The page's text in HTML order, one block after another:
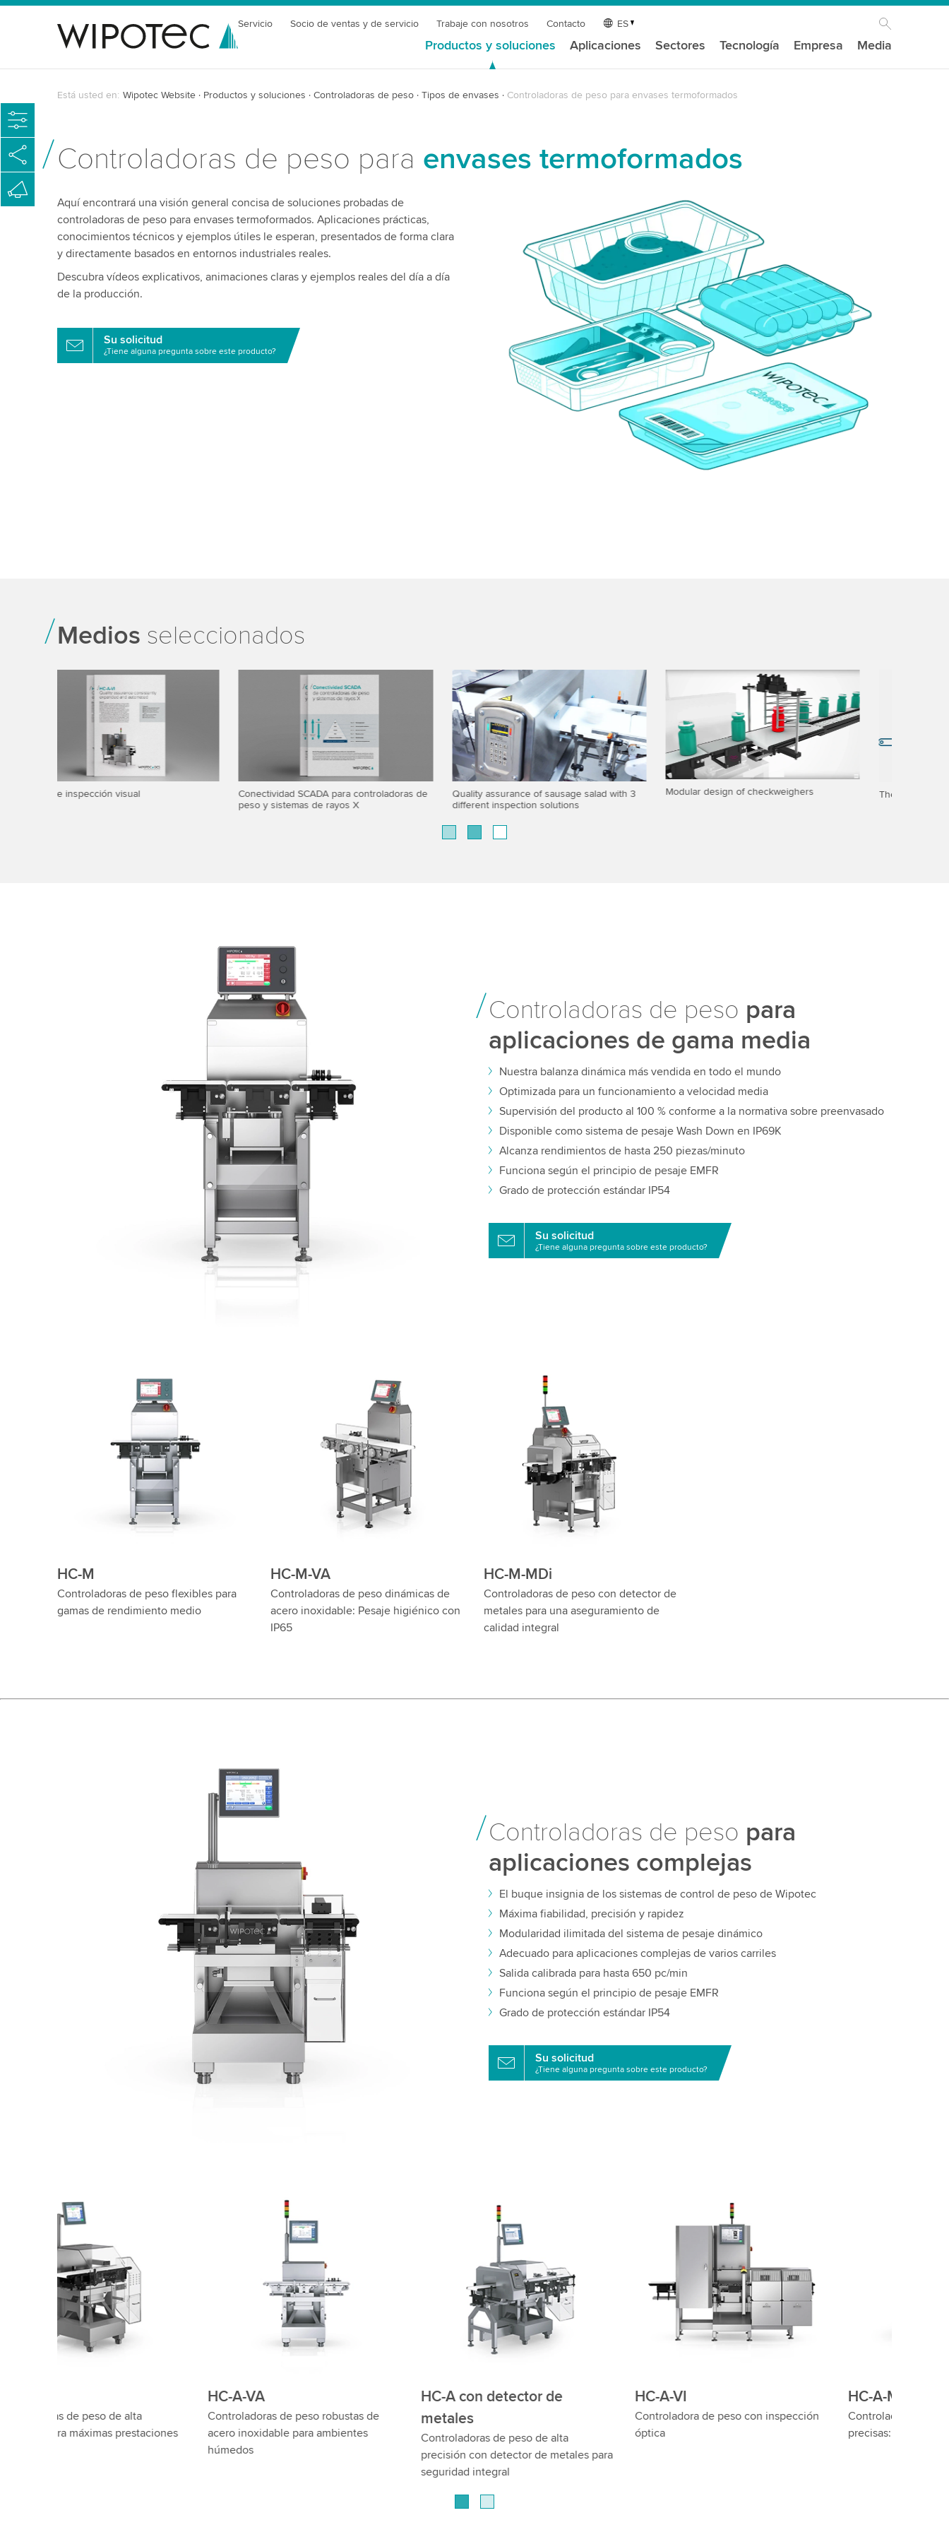
Servicio Socio de ventas y de servicio Trabaje con nosotros Contacto ES
Productos y soluciones Aplicaciones Sectores Tecnología Empresa Media
Está usted en: Wipotec Website Productos y soluciones Controladoras de peso Tipos de envases Controladoras de peso para envases termoformados
Controladoras de peso para envases termoformados
Aquí encontrará una visión general concisa de soluciones probadas de
controladoras de peso para envases termoformados. Aplicaciones prácticas,
conocimientos técnicos y ejemplos útiles le esperan, presentados de forma clara
y directamente basados en entornos industriales reales.
Descubra vídeos explicativos, animaciones claras y ejemplos reales del día a día
de la producción.
Su solicitud
¿Tiene alguna pregunta sobre este producto?
Medios seleccionados
Conectividad SCADA para controladoras de
Quality assurance of sausage salad with 3
different inspection solutions
Modular design of checkweighers The future of production
Controladoras de peso para
aplicaciones de gama media
Nuestra balanza dinámica más vendida en todo el mundo
Optimizada para un funcionamiento a velocidad media
Supervisión del producto al 100 % conforme a la normativa sobre preenvasado
Disponible como sistema de pesaje Wash Down en IP69K
Alcanza rendimientos de hasta 250 piezas/minuto
Funciona según el principio de pesaje EMFR
Grado de protección estándar IP54
Su solicitud
¿Tiene alguna pregunta sobre este producto?
HC-M
Controladoras de peso flexibles para
gamas de rendimiento medio
HC-M-VA
Controladoras de peso dinámicas de
acero inoxidable: Pesaje higiénico con
IP65
HC-M-MDi
Controladoras de peso con detector de
metales para una aseguramiento de
calidad integral
Controladoras de peso para
aplicaciones complejas
El buque insignia de los sistemas de control de peso de Wipotec
Máxima fiabilidad, precisión y rapidez
Modularidad ilimitada del sistema de pesaje dinámico
Adecuado para aplicaciones complejas de varios carriles
Salida calibrada para hasta 650 pc/min
Funciona según el principio de pesaje EMFR
Grado de protección estándar IP54
Su solicitud
¿Tiene alguna pregunta sobre este producto?
Controladoras de peso robustas de
acero inoxidable para ambientes
metales
Controladoras de peso de alta
precisión con detector de metales para
HC-A-VI
Controladora de peso con inspección
óptica
Controladoras de peso multivía
precisas: Eficiencia en cada vía